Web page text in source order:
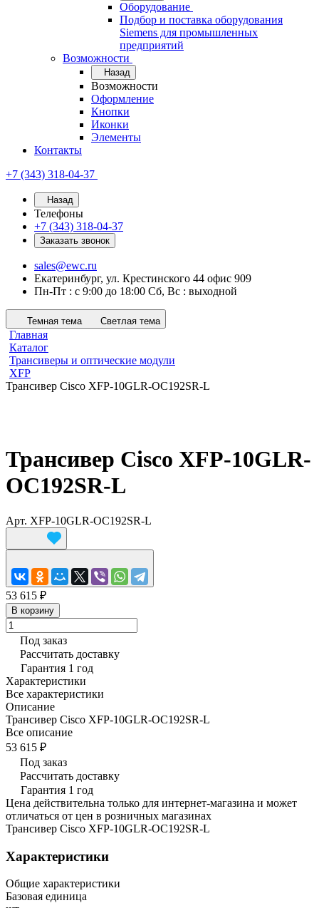
Оборудование
Подбор и поставка оборудования
Siemens для промышленных
предприятий
Возможности
Назад
Возможности
Оформление
Кнопки
Иконки
Элементы
Контакты
+7 (343) 318-04-37
Назад
Телефоны
+7 (343) 318-04-37
Заказать звонок
sales@ewc.ru
Екатеринбург, ул. Крестинского 44 офис 909
Пн-Пт : с 9:00 до 18:00 Сб, Вс : выходной
Темная тема Светлая тема
Главная
Каталог
Трансиверы и оптические модули
XFP
Трансивер Cisco XFP-10GLR-OC192SR-L
Трансивер Cisco XFP-10GLR-
OC192SR-L
Арт. XFP-10GLR-OC192SR-L
53 615 ₽
В корзину
Под заказ
Рассчитать доставку
Гарантия 1 год
Характеристики
Все характеристики
Описание
Трансивер Cisco XFP-10GLR-OC192SR-L
Все описание
53 615 ₽
Под заказ
Рассчитать доставку
Гарантия 1 год
Цена действительна только для интернет-магазина и может
отличаться от цен в розничных магазинах
Трансивер Cisco XFP-10GLR-OC192SR-L
Характеристики
Общие характеристики
Базовая единица